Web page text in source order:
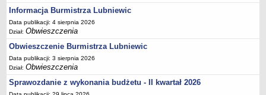
Burmistrz Lubniewic
Zastępca Burmistrza Lubniewic
Sekretarz Gminy
Skarbnik Gminy
Informacja turystyczna
Regulamin i schemat organizacyjny
Informacja Burmistrza Lubniewic
Data publikacji: 4 sierpnia 2026
Dział:Obwieszczenia
Obwieszczenie Burmistrza Lubniewic
Data publikacji: 3 sierpnia 2026
Dział:Obwieszczenia
Sprawozdanie z wykonania budżetu - II kwartał 2026